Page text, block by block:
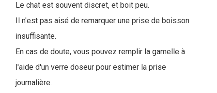
Le chat est souvent discret, et boit peu.
Il n'est pas aisé de remarquer une prise de boisson
insuffisante.
En cas de doute, vous pouvez remplir la gamelle à
l'aide d'un verre doseur pour estimer la prise
journalière.